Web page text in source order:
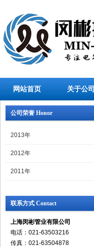
网站首页 关于公司
公司荣誉 Honor
2013年
2012年
2011年
联系方式 Contact
上海闵彬管业有限公司
电话：021-63503216
传真：021-63504878